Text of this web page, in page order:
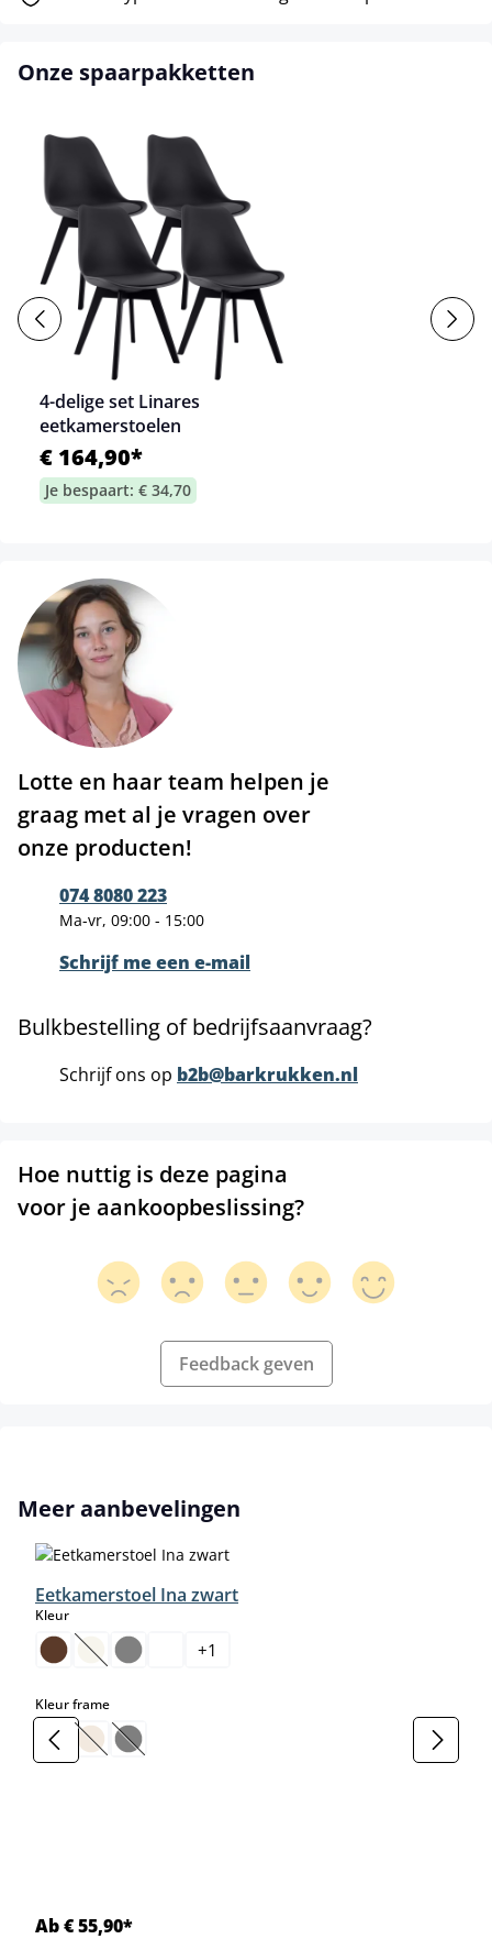
Onze spaarpakketten
4-delige set Linares
eetkamerstoelen
€ 164,90*
Je bespaart: € 34,70
Lotte en haar team helpen je
graag met al je vragen over
onze producten!
074 8080 223
Ma-vr, 09:00 - 15:00
Schrijf me een e-mail
Bulkbestelling of bedrijfsaanvraag?
Schrijf ons op b2b@barkrukken.nl
Hoe nuttig is deze pagina
voor je aankoopbeslissing?
Feedback geven
Productgalerij overslaan
Meer aanbevelingen
Eetkamerstoel Ina zwart
Kleurselect
(Deze optie is momenteel niet beschikbaar.)
+1
Kleur frameselect
(Deze optie is momenteel niet beschikbaar.)
(Deze optie is momenteel niet beschikbaar.)
Ab € 55,90*